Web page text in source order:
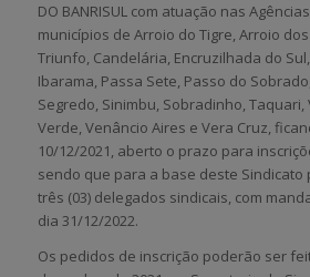
DO BANRISUL com atuação nas
municípios de Arroio do Tigre, Arroio
Triunfo, Candelária, Encruzilhada do
Ibarama, Passa Sete, Passo do
Segredo, Sinimbu, Sobradinho, Taquari,
Verde, Venâncio Aires e Vera Cruz,
10/12/2021, aberto o prazo para
sendo que para a base deste
três (03) delegados sindicais, com
dia 31/12/2022.
Os pedidos de inscrição poderão ser